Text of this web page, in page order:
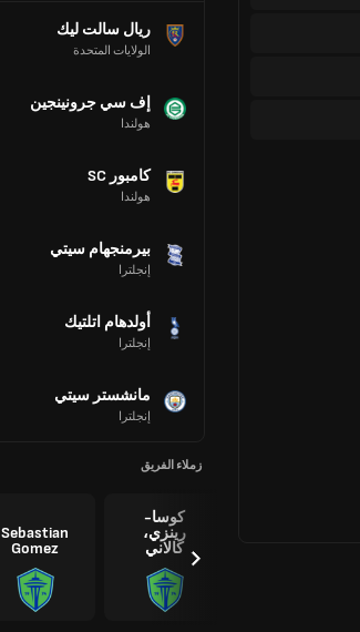
ريال سالت ليك
الولايات المتحدة
إف سي جرونينجين
هولندا
كامبور SC
هولندا
بيرمنجهام سيتي
إنجلترا
أولدهام اتلتيك
إنجلترا
مانشستر سيتي
إنجلترا
زملاء الفريق
كوسا-
رينزي،
كالاني
Sebastian
Gomez